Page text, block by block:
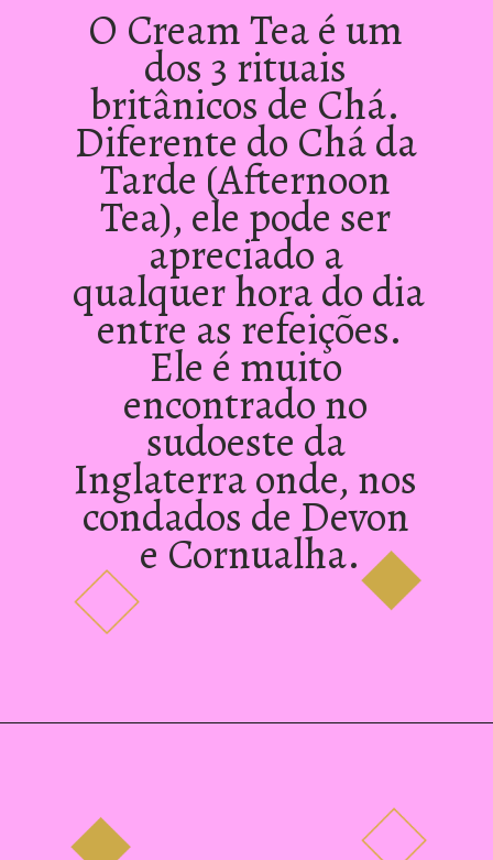
O Cream Tea é um
dos 3 rituais
britânicos de Chá.
Diferente do Chá da
Tarde (Afternoon
Tea), ele pode ser
apreciado a
qualquer hora do dia
entre as refeições.
Ele é muito
encontrado no
sudoeste da
Inglaterra onde, nos
condados de Devon
e Cornualha.